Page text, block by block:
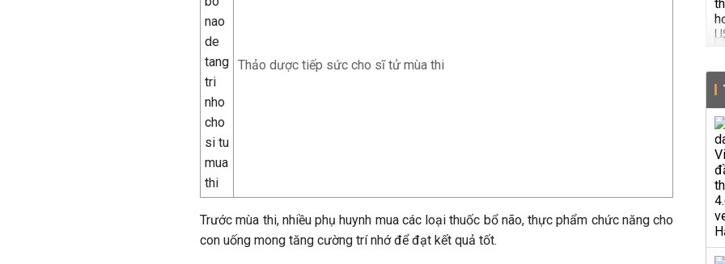
Thảo dược tiếp sức cho sĩ tử mùa thi
Trước mùa thi, nhiều phụ huynh mua các loại thuốc bổ não, thực phẩm chức năng cho
con uống mong tăng cường trí nhớ để đạt kết quả tốt.